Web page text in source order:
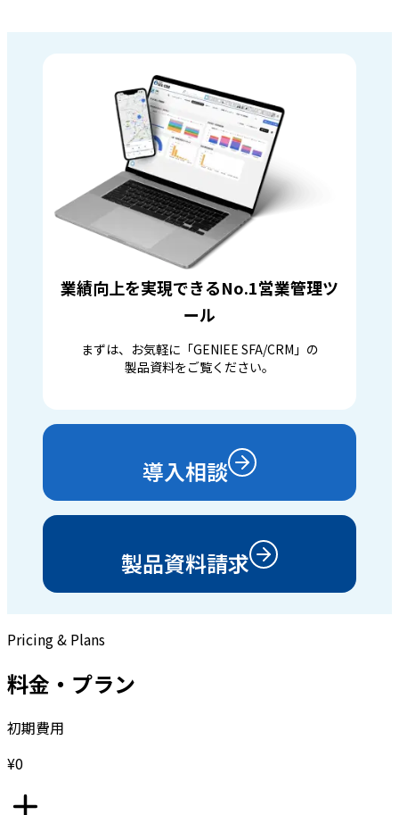
業績向上を実現できるNo.1営業管理ツ
ール
まずは、お気軽に「GENIEE SFA/CRM」の
製品資料をご覧ください。
導入相談
製品資料請求
Pricing & Plans
料金・プラン
初期費用
¥0